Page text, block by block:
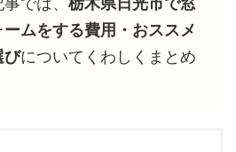
ムをする費用・おススメ
びについてくわしくまとめ